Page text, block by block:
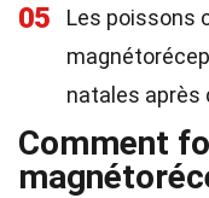
05 Les poissons
natales après
Comment